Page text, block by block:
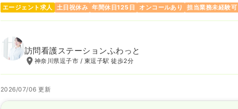
エージェント求人 土日祝休み 年間休日125日 オンコールあり 担当業務未経験可
訪問看護ステーションふわっと
神奈川県逗子市 / 東逗子駅 徒歩2分
2026/07/06 更新